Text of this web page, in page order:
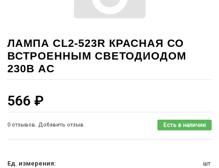
ЛАМПА CL2-523R КРАСНАЯ СО
ВСТРОЕННЫМ СВЕТОДИОДОМ
230В AC
566 ₽
0 отзывов. Добавить отзыв. Есть в наличии
Ед. измерения: шт